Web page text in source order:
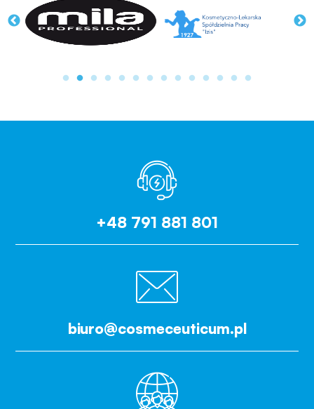
+48 791 881 801
biuro@cosmeceuticum.pl